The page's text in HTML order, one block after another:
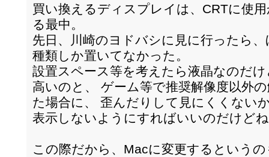
買い換えるディスプレイは、CRTに使
る最中。
先日、川崎のヨドバシに見に行ったら
種類しか置いてなかった。
設置スペース等を考えたら液晶なのだ
高いのと、 ゲーム等で推奨解像度以外
た場合に、 歪んだりして見にくくない
表示しないようにすればいいのだけど
この際だから、Macに変更するという